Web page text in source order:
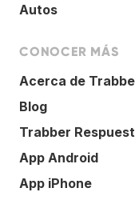
Autos
CONOCER MÁS
Acerca de
Blog
Trabber
App Android
App iPhone